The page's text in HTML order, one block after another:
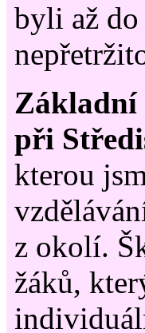
byli až
Základní
při
kterou
z okolí.
žáků,